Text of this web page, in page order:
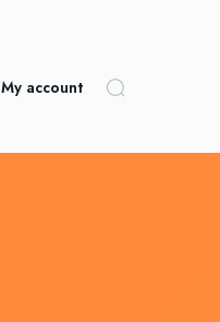
My account